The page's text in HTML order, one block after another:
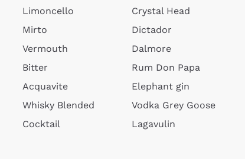
Limoncello
Mirto
Vermouth
Bitter
Acquavite
Whisky Blended
Cocktail
Crystal Head
Dictador
Dalmore
Rum Don Papa
Elephant gin
Vodka Grey Goose
Lagavulin